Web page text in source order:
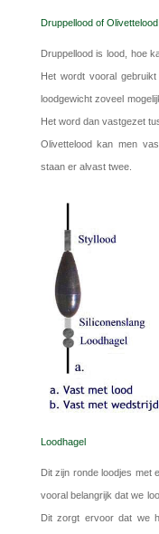
Druppellood of Olivettelood
Druppellood is lood, hoe
Het wordt vooral
loodgewicht zoveel
Het word dan vastgezet
Olivettelood kan men
staan er alvast twee.
Loodhagel
Dit zijn ronde loodjes met
vooral belangrijk dat we
Dit zorgt ervoor dat we